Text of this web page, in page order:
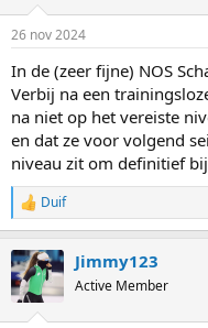
s
26 nov 2024
In de (zeer fijne) NOS
Verbij na een
na niet op het vereiste
en dat ze voor volgend
niveau zit om definitief
R
e
c
t
i
Duif
Jimmy123
Active Member